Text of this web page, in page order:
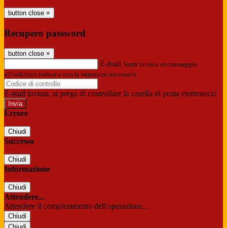
button close ×
Recupero password
button close ×
E-mail Verrà inviato un messaggio
all'indirizzo indicato con le istruzioni necessarie.
E-mail inviata, si prega di controllare la casella di posta elettronica!
Errore
Chiudi
Successo
Chiudi
Informazione
Chiudi
Attendere...
Attendere il completamento dell'operazione...
Chiudi